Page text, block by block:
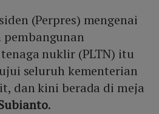
(Perpres) mengenai
pembangunan
nuklir (PLTN) itu
seluruh kementerian
dan kini berada di meja
.